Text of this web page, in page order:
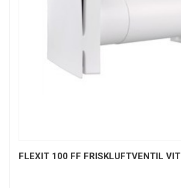
FLEXIT 100 FF FRISKLUFTVENTIL VIT